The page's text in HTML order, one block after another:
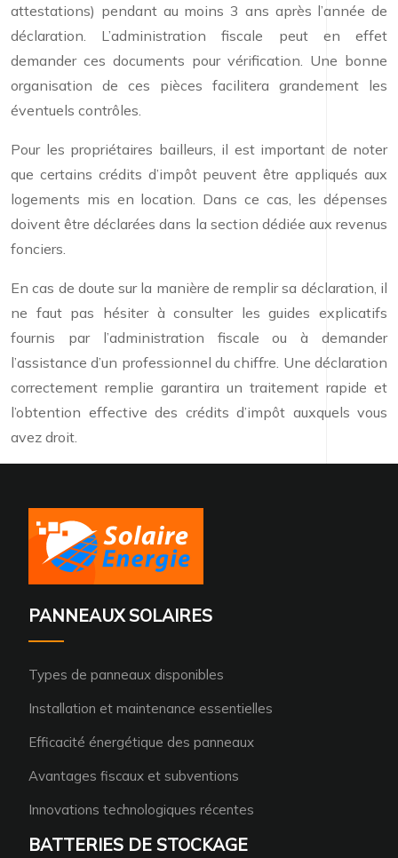
attestations) pendant au moins 3 ans après l’année de
déclaration. L’administration fiscale peut en effet
demander ces documents pour vérification. Une bonne
organisation de ces pièces facilitera grandement les
éventuels contrôles.
Pour les propriétaires bailleurs, il est important de noter
que certains crédits d’impôt peuvent être appliqués aux
logements mis en location. Dans ce cas, les dépenses
doivent être déclarées dans la section dédiée aux revenus
fonciers.
En cas de doute sur la manière de remplir sa déclaration, il
ne faut pas hésiter à consulter les guides explicatifs
fournis par l’administration fiscale ou à demander
l’assistance d’un professionnel du chiffre. Une déclaration
correctement remplie garantira un traitement rapide et
l’obtention effective des crédits d’impôt auxquels vous
avez droit.
PANNEAUX SOLAIRES
Types de panneaux disponibles
Installation et maintenance essentielles
Efficacité énergétique des panneaux
Avantages fiscaux et subventions
Innovations technologiques récentes
BATTERIES DE STOCKAGE